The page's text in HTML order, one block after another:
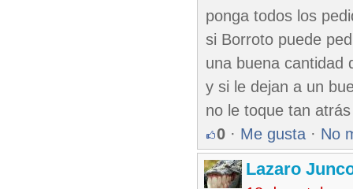
ponga todos los
si Borroto puede
una buena cantidad
y si le dejan a un
no le toque tan
0 · Me gusta · No
Lazaro